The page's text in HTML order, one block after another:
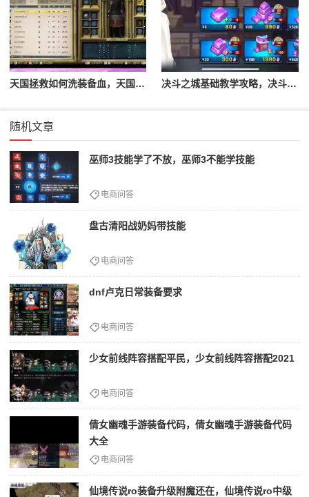
天国拯救如何洗装备血，天国拯救怎么洗衣服 决斗之城基础教学攻略，决斗之城教学攻略2111
随机文章
巫师3技能学了不放，巫师3不能学技能
电商问答
盘古清阳战奶妈带技能
电商问答
dnf卢克日常装备要求
电商问答
少女前线阵容搭配平民，少女前线阵容搭配2021
电商问答
倩女幽魂手游装备代码，倩女幽魂手游装备代码
大全
电商问答
仙境传说ro装备升级附魔还在，仙境传说ro中级